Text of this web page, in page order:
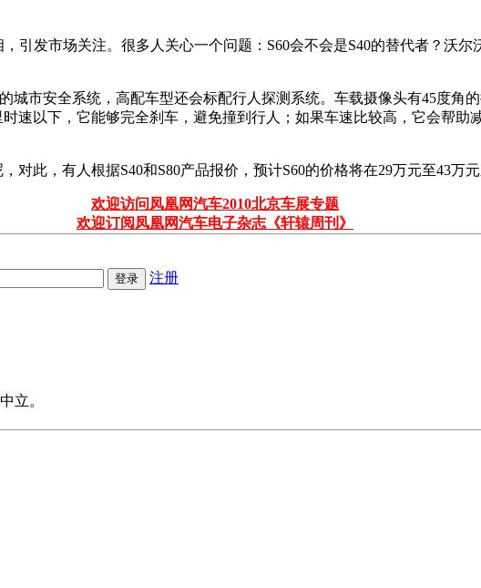
，引发市场关注。很多人关心一个问题：S60会不会是S40的替代者？沃
城市安全系统，高配车型还会标配行人探测系统。车载摄像头有45度角
速以下，它能够完全刹车，避免撞到行人；如果车速比较高，它会帮
此，有人根据S40和S80产品报价，预计S60的价格将在29万元至43万元
欢迎访问凤凰网汽车2010北京车展专题
欢迎订阅凤凰网汽车电子杂志《轩辕周刊》
注册
立。